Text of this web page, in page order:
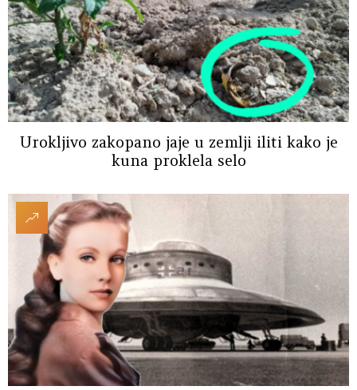
Urokljivo zakopano jaje u zemlji iliti kako je
kuna proklela selo